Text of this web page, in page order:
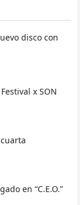
disco con
x SON
en “C.E.O.”